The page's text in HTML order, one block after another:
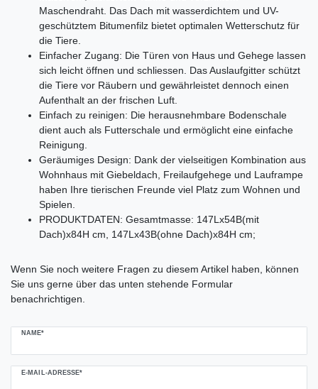
Maschendraht. Das Dach mit wasserdichtem und UV-
geschütztem Bitumenfilz bietet optimalen Wetterschutz für
die Tiere.
Einfacher Zugang: Die Türen von Haus und Gehege lassen
sich leicht öffnen und schliessen. Das Auslaufgitter schützt
die Tiere vor Räubern und gewährleistet dennoch einen
Aufenthalt an der frischen Luft.
Einfach zu reinigen: Die herausnehmbare Bodenschale
dient auch als Futterschale und ermöglicht eine einfache
Reinigung.
Geräumiges Design: Dank der vielseitigen Kombination aus
Wohnhaus mit Giebeldach, Freilaufgehege und Lauframpe
haben Ihre tierischen Freunde viel Platz zum Wohnen und
Spielen.
PRODUKTDATEN: Gesamtmasse: 147Lx54B(mit
Dach)x84H cm, 147Lx43B(ohne Dach)x84H cm;
Wenn Sie noch weitere Fragen zu diesem Artikel haben, können
Sie uns gerne über das unten stehende Formular
benachrichtigen.
NAME*
E-MAIL-ADRESSE*